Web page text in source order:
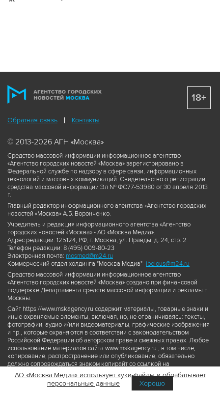
Обратная связь Контакты
© 2013-2026 АГН «Москва»
Средство массовой информации информационное агентство
«Агентство городских новостей «Москва» зарегистрировано в
Федеральной службе по надзору в сфере связи, информационных
технологий и массовых коммуникаций. Свидетельство о регистрации
средства массовой информации Эл № ФС77-53980 от 30 апреля 2013
г.
Главный редактор информационного агентства «Агентство городских
новостей «Москва» А.Б. Воронченко.
Учредитель и редакция информационного агентства «Агентство
городских новостей «Москва» - АО «Москва Медиа».
Адрес редакции: 125124, РФ, г. Москва, ул. Правды, д. 24, стр. 2
Телефон редакции: 8 (495) 009-80-23
Электронная почта: mosmed@m24.ru
Коммерческий отдел холдинга "Москва Медиа"- ibelous@m24.ru
Средство массовой информации информационное агентство
«Агентство городских новостей «Москва» создано при финансовой
поддержке Департамента средств массовой информации и рекламы г.
Москвы.
Сайт https://www.mskagency.ru содержит материалы, товарные знаки и
иные охраняемые элементы, включая, но, не ограничиваясь: тексты,
фотографии, аудио и/или видеоматериалы, графические изображения
и пр., которые охраняются в соответствии с законодательством
Российской Федерации об авторском праве и смежных правах. Любое
использование материалов сайта www.mskagency.ru , в том числе,
копирование, распространение или опубликование, обязательно
должно сопровождаться знаком копирайт со ссылкой на
правообладателя © АО «Москва Медиа», а также гиперссылкой на сайт
www.mskagency.ru как на первоисточник информации. Переработка
материалов сайта www.mskagency.ru не допускается.
18+
АО «Москва Медиа» использует куки-файлы и обрабатывает
персональные данные
Хорошо